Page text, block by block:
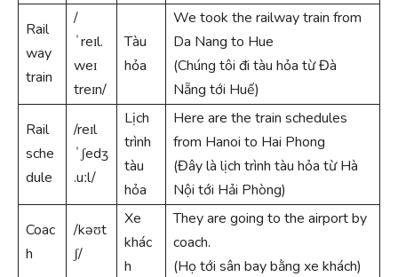
Rail
way
train
/
ˈreɪl.
weɪ
treɪn/
Tàu
hỏa
We took the railway train from
Da Nang to Hue
(Chúng tôi đi tàu hỏa từ Đà
Nẵng tới Huế)
Rail
sche
dule
/reɪl
ˈʃedʒ
.uːl/
Lịch
trình
tàu
hỏa
Here are the train schedules
from Hanoi to Hai Phong
(Đây là lịch trình tàu hỏa từ Hà
Nội tới Hải Phòng)
Coac
h
/kəʊt
ʃ/
Xe
khác
h
They are going to the airport by
coach.
(Họ tới sân bay bằng xe khách)